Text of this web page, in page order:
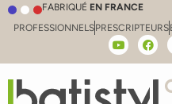
FABRIQUÉ EN FRANCE
PROFESSIONNELSPRESCRIPTEURS